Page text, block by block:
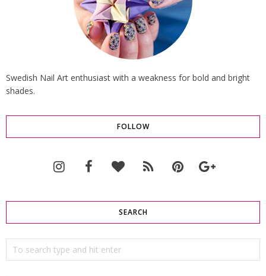
Swedish Nail Art enthusiast with a weakness for bold and bright
shades.
FOLLOW
SEARCH